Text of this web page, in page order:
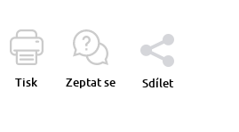
Tisk Zeptat se Sdílet